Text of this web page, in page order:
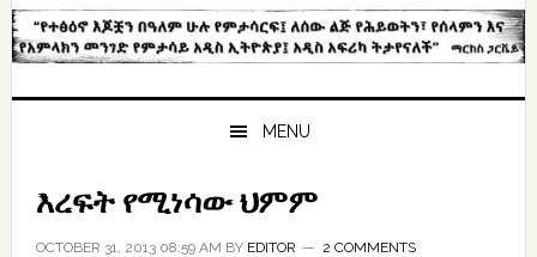
MENU
እረፍት የሚነሳው ህምም
OCTOBER 31, 2013 08:59 AM BY EDITOR 2 COMMENTS